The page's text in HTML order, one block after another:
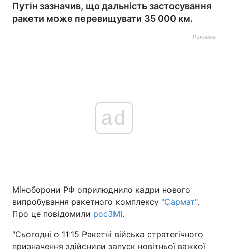
Путін зазначив, що дальність застосування
ракети може перевищувати 35 000 км.
Реклама
ad
Міноборони РФ оприлюднило кадри нового
випробування ракетного комплексу "Сармат".
Про це повідомили росЗМІ.
"Сьогодні о 11:15 Ракетні війська стратегічного
призначення здійснили запуск новітньої важкої